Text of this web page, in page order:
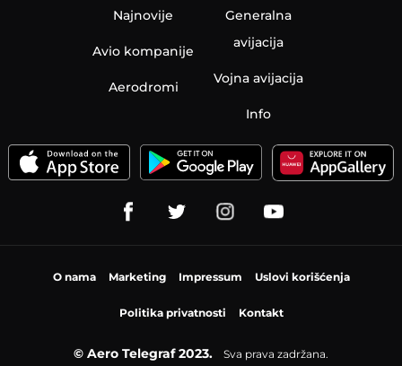
Najnovije
Avio kompanije
Aerodromi
Generalna
avijacija
Vojna avijacija
Info
O nama Marketing Impressum Uslovi korišćenja
Politika privatnosti Kontakt
© Aero Telegraf 2023. Sva prava zadržana.